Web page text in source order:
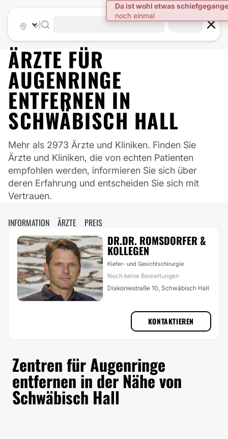
ÄRZTE FÜR
AUGENRINGE
ENTFERNEN IN
SCHWÄBISCH HALL
Mehr als 2973 Ärzte und Kliniken. Finden Sie
Ärzte und Kliniken, die von echten Patienten
empfohlen werden, informieren Sie sich über
deren Erfahrung und entscheiden Sie sich mit
Vertrauen.
INFORMATION ÄRZTE PREIS
DR.DR. ROMSDORFER &
KOLLEGEN
Kiefer- und Gesichtschirurgie
Noch keine Bewertungen
Diakoniestraße 10, Schwäbisch Hall
KONTAKTIEREN
Zentren für Augenringe
entfernen in der Nähe von
Schwäbisch Hall